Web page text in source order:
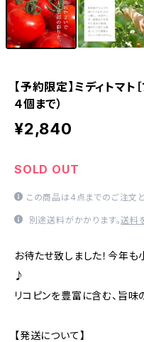
【予約限定】ミディトマト
４個まで）
¥2,840
SOLD OUT
この商品は4点までのご注文と
別途送料がかかります。送料
お待たせ致しました！今年
♪
リコピンを豊富に含む、旨味
【発送について】